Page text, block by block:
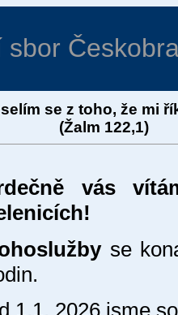
sbor
se z toho, že mi
122,1)
vás
se
1.1. 2026 jsme